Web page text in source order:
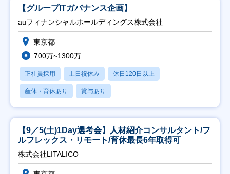
【グループITガバナンス企画】
auフィナンシャルホールディングス株式会社
東京都
700万~1300万
正社員採用 土日祝休み 休日120日以上
産休・育休あり 賞与あり
【9／5(土)1Day選考会】人材紹介コンサルタント/フ
ルフレックス・リモート/育休最長6年取得可
株式会社LITALICO